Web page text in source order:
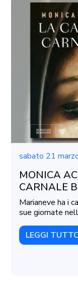
sabato 21
MONICA
CARNALE
Marianeve ha i
sue giornate
LEGGI